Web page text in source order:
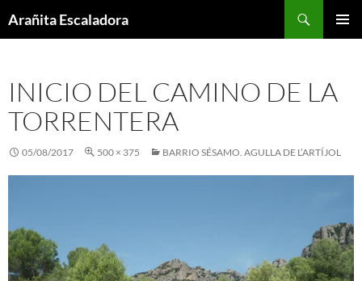
toArañita Escaladora
INICIO DEL CAMINO DE LA
TORRENTERA
05/08/2017 500 × 375 BARRIO SÉSAMO. AGULLA DE L’ARTÍJOL